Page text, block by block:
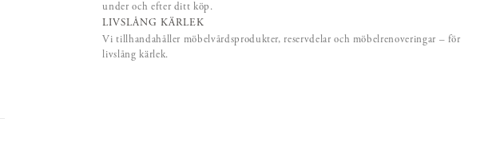
under och efter ditt köp.
LIVSLÅNG KÄRLEK
Vi tillhandahåller möbelvårdsprodukter, reservdelar och möbelrenoveringar – för
livslång kärlek.